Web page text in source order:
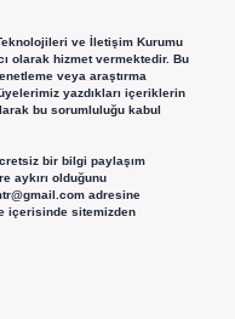
ve İletişim Kurumu
olarak hizmet vermektedir. Bu
veya araştırma
yazdıkları içeriklerin
bu sorumluluğu kabul
bir bilgi paylaşım
aykırı olduğunu
adresine
içerisinde sitemizden